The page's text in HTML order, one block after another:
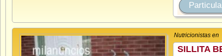
Nutricionistas en
SILLITA